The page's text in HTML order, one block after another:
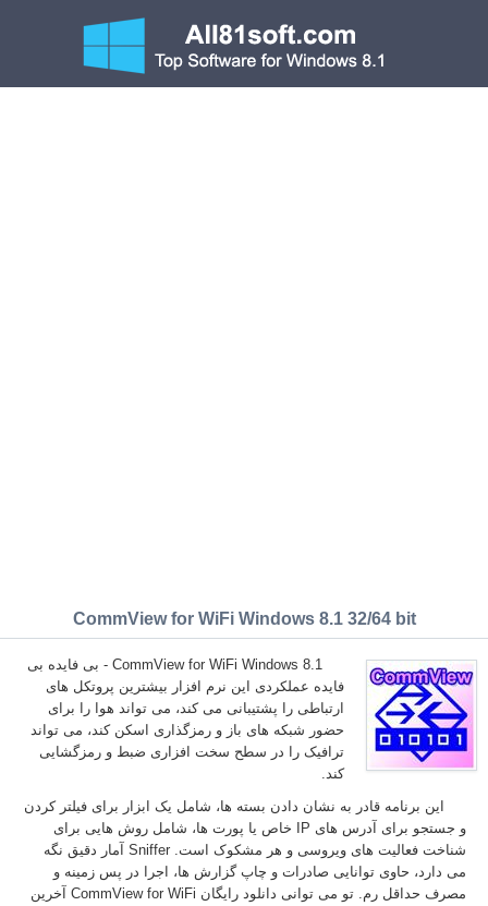
CommView for WiFi Windows 8.1 32/64 bit
CommView for WiFi Windows 8.1 - بی فایده بی
فایده عملکردی این نرم افزار بیشترین پروتکل های
ارتباطی را پشتیبانی می کند، می تواند هوا را برای
حضور شبکه های باز و رمزگذاری اسکن کند، می تواند
ترافیک را در سطح سخت افزاری ضبط و رمزگشایی
کند.
این برنامه قادر به نشان دادن بسته ها، شامل یک ابزار برای فیلتر کردن
و جستجو برای آدرس های IP خاص یا پورت ها، شامل روش هایی برای
شناخت فعالیت های ویروسی و هر مشکوک است. Sniffer آمار دقیق نگه
می دارد، حاوی توانایی صادرات و چاپ گزارش ها، اجرا در پس زمینه و
مصرف حداقل رم. تو می توانی دانلود رایگان CommView for WiFi آخرین